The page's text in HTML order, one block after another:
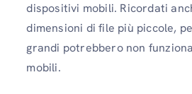
dispositivi mobili. Ricordati
dimensioni di file più piccole,
grandi potrebbero non
mobili.